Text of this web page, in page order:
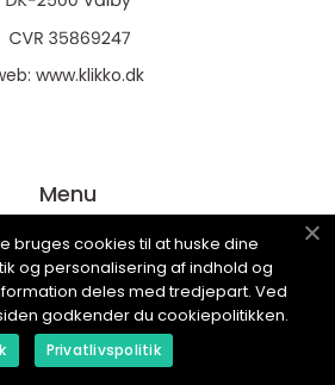
www.klikko.dk
Menu
Annoncering
Om os
Cookies
bruges cookies til at huske dine
og personalisering af indhold og
deles med tredjepart. Ved
godkender du cookiepolitikken.
Privatlivspolitik